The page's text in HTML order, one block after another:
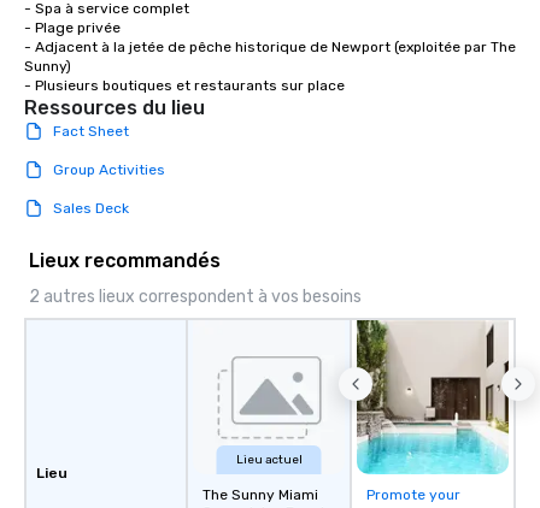
- Spa à service complet
- Plage privée
- Adjacent à la jetée de pêche historique de Newport (exploitée par The
Sunny)
- Plusieurs boutiques et restaurants sur place
Ressources du lieu
Fact Sheet
Group Activities
Sales Deck
Lieux recommandés
2 autres lieux correspondent à vos besoins
Lieu
Lieu actuel
The Sunny Miami
Promote your